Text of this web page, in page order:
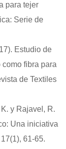
para tejer
Serie de
Estudio de
fibra para
de Textiles
y Rajavel, R.
Una iniciativa
61-65.